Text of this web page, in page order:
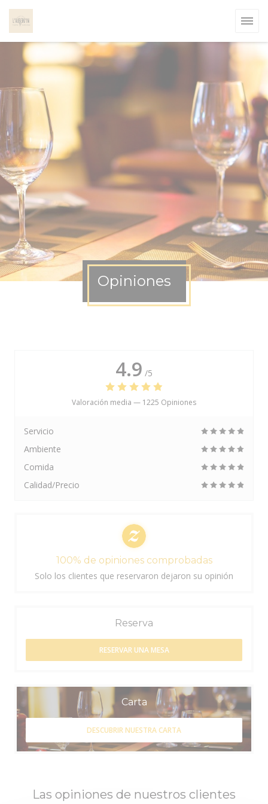
Opiniones
Las opiniones de nuestros clientes
4.9 /5
Valoración media — 1225 Opiniones
Servicio
Ambiente
Comida
Calidad/Precio
100% de opiniones comprobadas
Solo los clientes que reservaron dejaron su opinión
Reserva
RESERVAR UNA MESA
Carta
DESCUBRIR NUESTRA CARTA